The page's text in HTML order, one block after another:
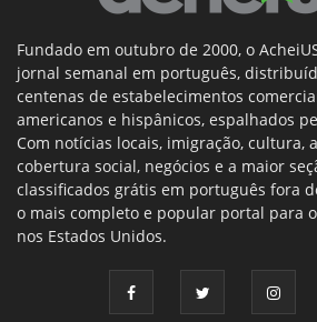
Fundado em outubro de 2000, o
jornal semanal em português,
centenas de estabelecimentos
americanos e hispânicos, espalhados
Com notícias locais, imigração, cultura,
cobertura social, negócios e a maior
classificados grátis em português fora
o mais completo e popular portal para
nos Estados Unidos.